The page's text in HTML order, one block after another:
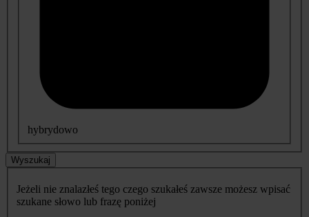
hybrydowo
Wyszukaj
Jeżeli nie znalazłeś tego czego szukałeś zawsze możesz wpisać
szukane słowo lub frazę poniżej